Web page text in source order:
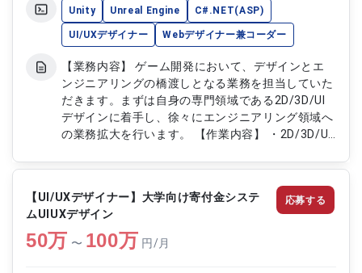
Unity Unreal Engine C#.NET(ASP)
UI/UXデザイナー Webデザイナー兼コーダー
【業務内容】 ゲーム開発において、デザインとエ
ンジニアリングの橋渡しとなる業務を担当していた
だきます。まずは自身の専門領域である2D/3D/UI
デザインに着手し、徐々にエンジニアリング領域へ
の業務拡大を行います。 【作業内容】 ・2D/3D/UI
整 ・プロトタイプ作成 ・コーディングによる実装
補助 ・デザインレビュー対応 ・制作物の最適化
【UI/UXデザイナー】大学向け寄付金システ
ムUIUXデザイン
50万 〜 100万 円/月
応募する